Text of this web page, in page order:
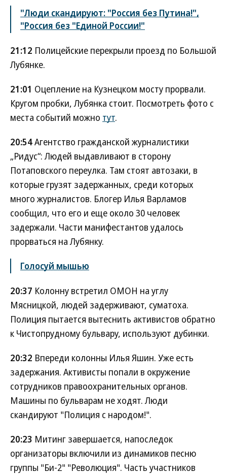
"Люди скандируют: "Россия без Путина!",
"Россия без "Единой России!"
21:12 Полицейские перекрыли проезд по Большой
Лубянке.
21:01 Оцепление на Кузнецком мосту прорвали.
Кругом пробки, Лубянка стоит. Посмотреть фото с
места событий можно тут.
20:54Агентство гражданской журналистики
„Ридус“: Людей выдавливают в сторону
Потаповского переулка. Там стоят автозаки, в
которые грузят задержанных, среди которых
много журналистов. Блогер Илья Варламов
сообщил, что его и еще около 30 человек
задержали. Части манифестантов удалось
прорваться на Лубянку.
Голосуй мышью
20:37 Колонну встретил ОМОН на углу
Мясницкой, людей задерживают, суматоха.
Полиция пытается вытеснить активистов обратно
к Чистопрудному бульвару, используют дубинки.
20:32 Впереди колонны Илья Яшин. Уже есть
задержания. Активисты попали в окружение
сотрудников правоохранительных органов.
Машины по бульварам не ходят. Люди
скандируют "Полиция с народом!".
20:23 Митинг завершается, напоследок
организаторы включили из динамиков песню
группы "Би-2" "Революция". Часть участников